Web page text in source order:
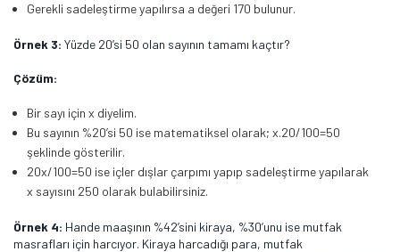
Gerekli sadeleştirme yapılırsa a değeri 170 bulunur.
Örnek 3: Yüzde 20’si 50 olan sayının tamamı kaçtır?
Çözüm:
Bir sayı için x diyelim.
Bu sayının %20’si 50 ise matematiksel olarak; x.20/100=50
şeklinde gösterilir.
20x/100=50 ise içler dışlar çarpımı yapıp sadeleştirme yapılarak
x sayısını 250 olarak bulabilirsiniz.
Örnek 4: Hande maaşının %42’sini kiraya, %30’unu ise mutfak
masrafları için harcıyor. Kiraya harcadığı para, mutfak